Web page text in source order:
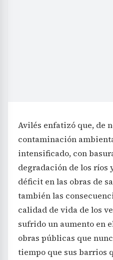
Avilés enfatizó que, de
contaminación
intensificado, con
degradación de los ríos
déficit en las obras de
también las
calidad de vida de los
sufrido un aumento en
obras públicas que
tiempo que sus barrios